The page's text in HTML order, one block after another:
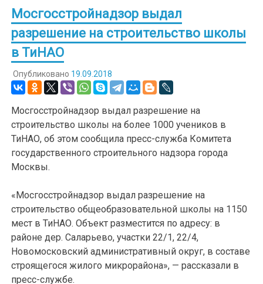
Мосгосстройнадзор выдал
разрешение на строительство школы
в ТиНАО
Опубликовано 19.09.2018
Мосгосстройнадзор выдал разрешение на
строительство школы на более 1000 учеников в
ТиНАО, об этом сообщила пресс-служба Комитета
государственного строительного надзора города
Москвы.
«Мосгосстройнадзор выдал разрешение на
строительство общеобразовательной школы на 1150
мест в ТиНАО. Объект разместится по адресу: в
районе дер. Саларьево, участки 22/1, 22/4,
Новомосковский административный округ, в составе
строящегося жилого микрорайона», — рассказали в
пресс-службе.